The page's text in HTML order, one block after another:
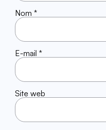
Nom *
E-mail *
Site web